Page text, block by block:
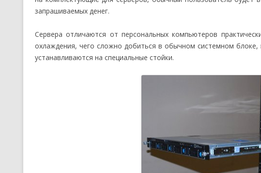
запрашиваемых денег.
Сервера отличаются от персональных компьютеров
охлаждения, чего сложно добиться в обычном системном
устанавливаются на специальные стойки.